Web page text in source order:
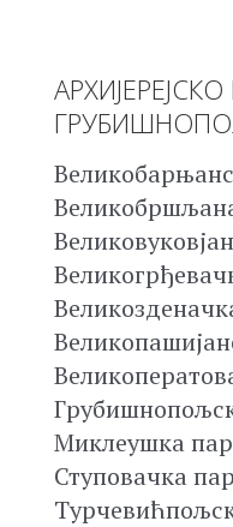
Миклеушка
Ступовачка